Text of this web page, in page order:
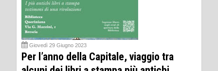
Giovedì 29 Giugno 2023
Per l’anno della Capitale, viaggio tra